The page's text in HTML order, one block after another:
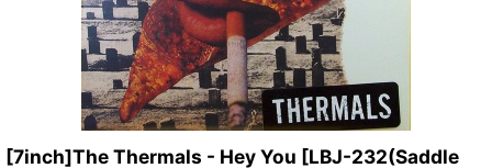
[7inch]The Thermals - Hey You [LBJ-232(Saddle